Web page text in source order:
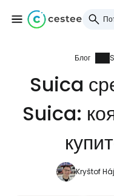
Блог
Suica
Suica:
Kryštof
... световната